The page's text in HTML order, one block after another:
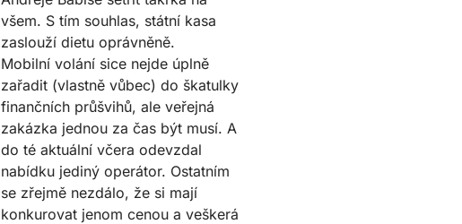
všem. S tím souhlas, státní kasa
zaslouží dietu oprávněně.
Mobilní volání sice nejde úplně
zařadit (vlastně vůbec) do škatulky
finančních průšvihů, ale veřejná
zakázka jednou za čas být musí. A
do té aktuální včera odevzdal
nabídku jediný operátor. Ostatním
se zřejmě nezdálo, že si mají
konkurovat jenom cenou a veškerá